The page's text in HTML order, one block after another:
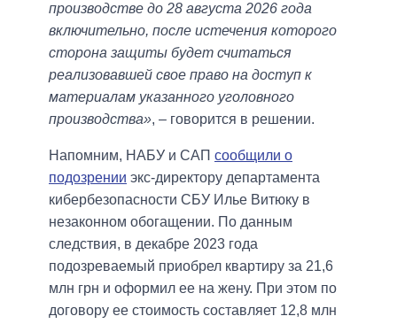
производстве до 28 августа 2026 года
включительно, после истечения которого
сторона защиты будет считаться
реализовавшей свое право на доступ к
материалам указанного уголовного
производства», – говорится в решении.
Напомним, НАБУ и САП сообщили о
подозрении экс-директору департамента
кибербезопасности СБУ Илье Витюку в
незаконном обогащении. По данным
следствия, в декабре 2023 года
подозреваемый приобрел квартиру за 21,6
млн грн и оформил ее на жену. При этом по
договору ее стоимость составляет 12,8 млн